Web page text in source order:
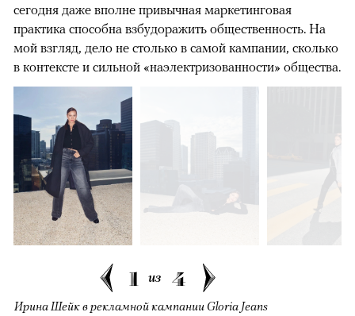
сегодня даже вполне привычная маркетинговая
практика способна взбудоражить общественность. На
мой взгляд, дело не столько в самой кампании, сколько
в контексте и сильной «наэлектризованности» общества.
1 из 4
Ирина Шейк в рекламной кампании Gloria Jeans